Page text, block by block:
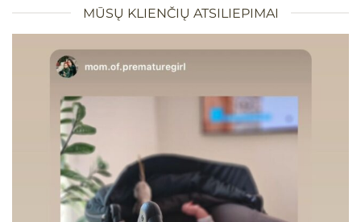
MŪSŲ KLIENČIŲ ATSILIEPIMAI